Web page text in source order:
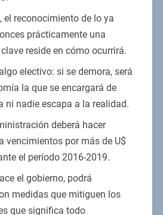
el reconocimiento de lo ya
prácticamente una
reside en cómo ocurrirá.
electivo: si se demora, será
la que se encargará de
ni nadie escapa a la realidad.
deberá hacer
vencimientos por más de U$
el período 2016-2019.
el gobierno, podrá
medidas que mitiguen los
que significa todo